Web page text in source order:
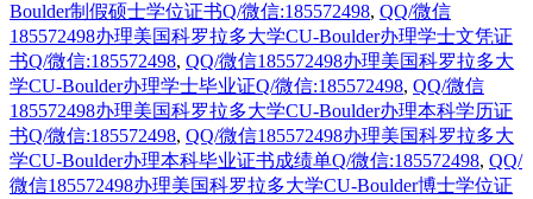
Boulder制假硕士学位证书Q/微信:185572498, QQ/微信
185572498办理美国科罗拉多大学CU-Boulder办理学士文凭证
书Q/微信:185572498, QQ/微信185572498办理美国科罗拉多大
学CU-Boulder办理学士毕业证Q/微信:185572498, QQ/微信
185572498办理美国科罗拉多大学CU-Boulder办理本科学历证
书Q/微信:185572498, QQ/微信185572498办理美国科罗拉多大
学CU-Boulder办理本科毕业证书成绩单Q/微信:185572498, QQ/
微信185572498办理美国科罗拉多大学CU-Boulder博士学位证